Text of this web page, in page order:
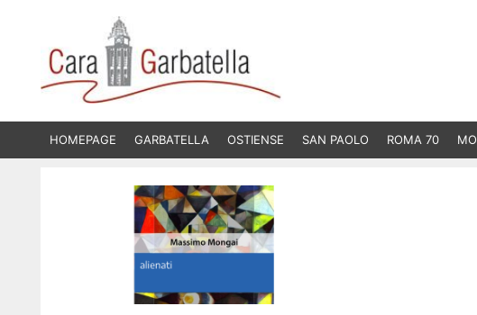
HOMEPAGE GARBATELLA OSTIENSE SAN PAOLO ROMA 70